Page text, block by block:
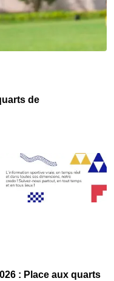
de
: Place aux quarts